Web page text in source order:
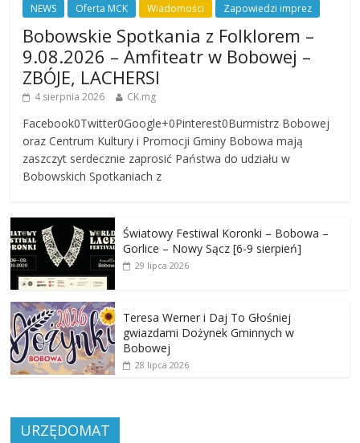
NEWS Oferta MCK Wiadomości Zapowiedzi imprez
Bobowskie Spotkania z Folklorem –
9.08.2026 – Amfiteatr w Bobowej –
ZBÓJE, LACHERSI
4 sierpnia 2026 CK.mg
Facebook0Twitter0Google+0Pinterest0Burmistrz Bobowej
oraz Centrum Kultury i Promocji Gminy Bobowa mają
zaszczyt serdecznie zaprosić Państwa do udziału w
Bobowskich Spotkaniach z
Światowy Festiwal Koronki – Bobowa –
Gorlice – Nowy Sącz [6-9 sierpień]
29 lipca 2026
Teresa Werner i Daj To Głośniej
gwiazdami Dożynek Gminnych w
Bobowej
28 lipca 2026
URZĘDOMAT